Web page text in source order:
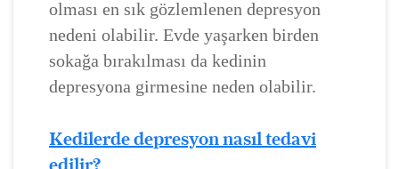
olması en sık gözlemlenen depresyon
nedeni olabilir. Evde yaşarken birden
sokağa bırakılması da kedinin
depresyona girmesine neden olabilir.
Kedilerde depresyon nasıl tedavi
edilir?